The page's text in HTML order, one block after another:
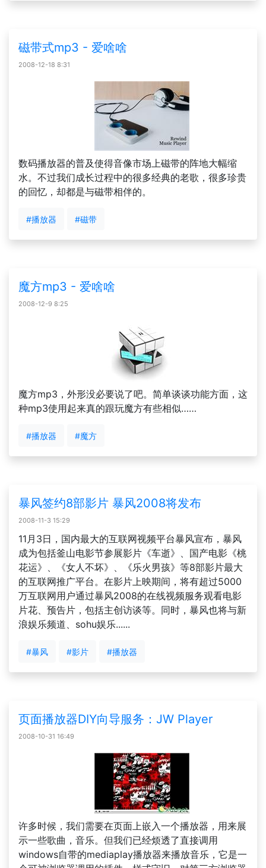
磁带式mp3 - 爱啥啥
2008-12-18 8:31
数码播放器的普及使得音像市场上磁带的阵地大幅缩
水。不过我们成长过程中的很多经典的老歌，很多珍贵
的回忆，却都是与磁带相伴的。
#播放器 #磁带
魔方mp3 - 爱啥啥
2008-12-9 8:25
魔方mp3，外形没必要说了吧。简单谈谈功能方面，这
种mp3使用起来真的跟玩魔方有些相似……
#播放器 #魔方
暴风签约8部影片 暴风2008将发布
2008-11-3 15:29
11月3日，国内最大的互联网视频平台暴风宣布，暴风
成为包括釜山电影节参展影片《车逝》、国产电影《桃
花运》、《女人不坏》、《乐火男孩》等8部影片最大
的互联网推广平台。在影片上映期间，将有超过5000
万互联网用户通过暴风2008的在线视频服务观看电影
片花、预告片，包括主创访谈等。同时，暴风也将与新
浪娱乐频道、sohu娱乐......
#暴风 #影片 #播放器
页面播放器DIY向导服务：JW Player
2008-10-31 16:49
许多时候，我们需要在页面上嵌入一个播放器，用来展
示一些歌曲，音乐。但我们已经烦透了直接调用
windows自带的mediaplay播放器来播放音乐，它是一